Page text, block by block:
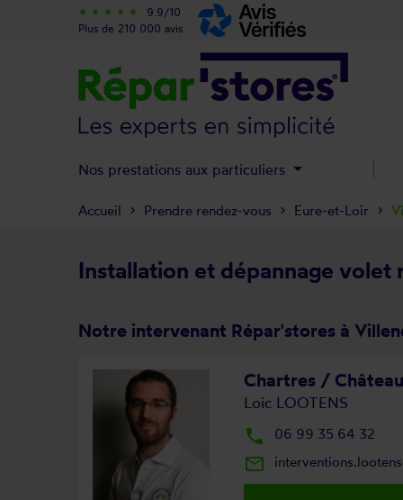
Installation et dépannage volet
Notre intervenant Répar'stores à
Chartres /
Loic LOOTENS
local_phone 06 99 35 64 32
mail_outline
Accueil Prendre rendez-vous Eure-et-Loir
star_rate star_rate star_rate star_rate star_rate
9.9/10
Plus de 210 000 avis
Nos prestations aux particuliers